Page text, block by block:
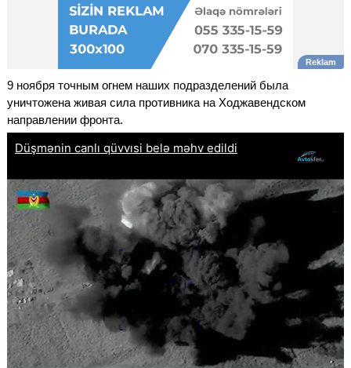
9 ноября точным огнем наших подразделений была
уничтожена живая сила противника на Ходжавендском
направлении фронта.